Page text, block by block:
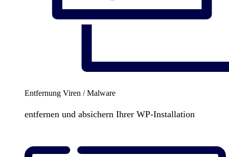
Entfernung Viren / Malware
entfernen und absichern Ihrer WP-Installation